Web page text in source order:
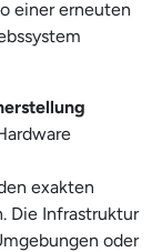
einer erneuten
exakten
Die Infrastruktur
oder